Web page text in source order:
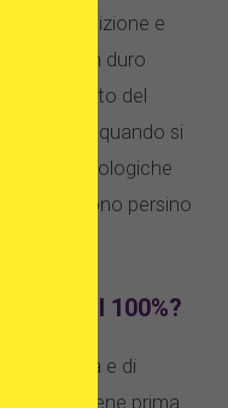
tua posizione e
spesso, un duro
risentimento del
quando si
famiglie biologiche
emotivi sono persino
sicura al 100%?
mai sicura e di
conto bene prima